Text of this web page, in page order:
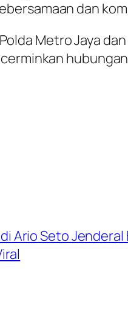
dan
Metro Jaya
Ario Seto Jenderal